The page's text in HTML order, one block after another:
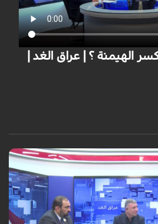
الهيمنة ؟ | عراق الغد |